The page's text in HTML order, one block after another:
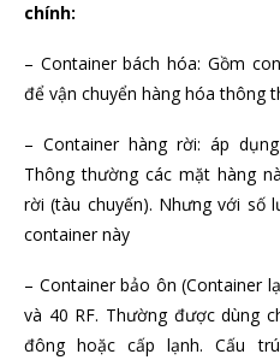
chính:
– Container bách hóa: Gồm
để vận chuyển hàng hóa thông
– Container hàng rời: áp
Thông thường các mặt hàng
rời (tàu chuyến). Nhưng với số
container này
– Container bảo ôn (Container
và 40 RF. Thường được dùng
đông hoặc cấp lạnh. Cấu